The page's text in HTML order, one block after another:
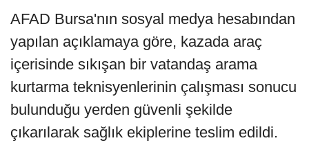
AFAD Bursa'nın sosyal medya hesabından
yapılan açıklamaya göre, kazada araç
içerisinde sıkışan bir vatandaş arama
kurtarma teknisyenlerinin çalışması sonucu
bulunduğu yerden güvenli şekilde
çıkarılarak sağlık ekiplerine teslim edildi.